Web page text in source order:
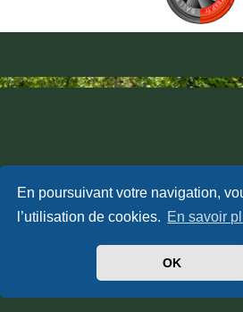
En poursuivant votre navigation,
l’utilisation de cookies. En savoir
OK